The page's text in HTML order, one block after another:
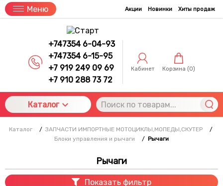
Меню Акции Новинки Хиты продаж
+747354 6-04-93
+747354 6-15-95
+7 919 249 09 69
+7 910 288 73 72
Кабинет Корзина (0)
Каталог
Каталог / ЗАПЧАСТИ ИМПОРТНЫЕ МОТОЦИКЛЫ,МОПЕДЫ,СКУТЕР
/
Блоки управления и рычаги
/ Рычаги
Рычаги
Показать фильтр